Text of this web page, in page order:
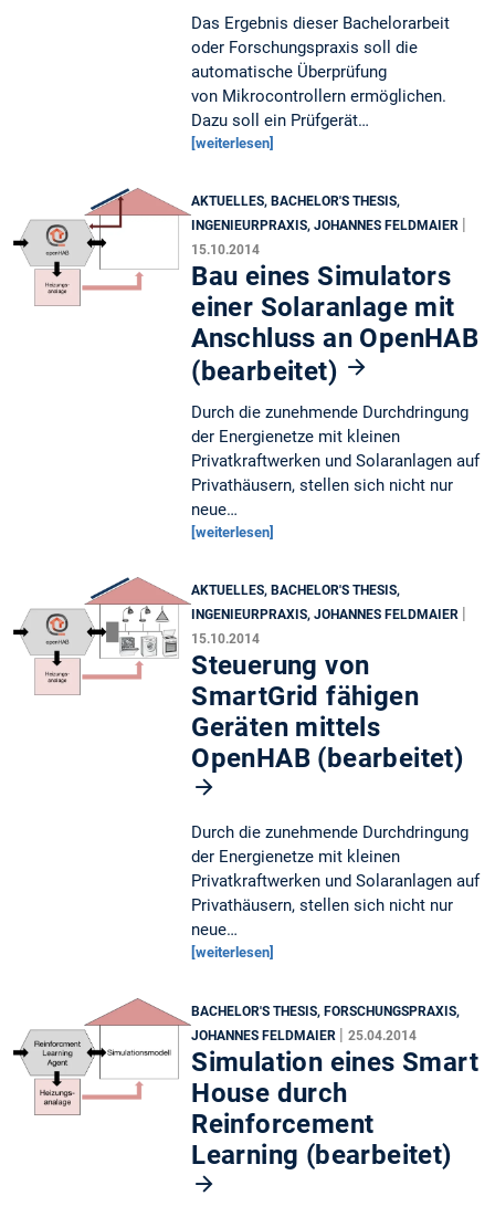
Das Ergebnis dieser Bachelorarbeit
oder Forschungspraxis soll die
automatische Überprüfung
von Mikrocontrollern ermöglichen.
Dazu soll ein Prüfgerät…
[weiterlesen]
AKTUELLES, BACHELOR'S THESIS,
INGENIEURPRAXIS, JOHANNES FELDMAIER |
15.10.2014
Bau eines Simulators
einer Solaranlage mit
Anschluss an OpenHAB
(bearbeitet)
Durch die zunehmende Durchdringung
der Energienetze mit kleinen
Privatkraftwerken und Solaranlagen auf
Privathäusern, stellen sich nicht nur
neue…
[weiterlesen]
AKTUELLES, BACHELOR'S THESIS,
INGENIEURPRAXIS, JOHANNES FELDMAIER
15.10.2014
Steuerung von
SmartGrid fähigen
Geräten mittels
OpenHAB (bearbeitet)
Durch die zunehmende Durchdringung
der Energienetze mit kleinen
Privatkraftwerken und Solaranlagen auf
Privathäusern, stellen sich nicht nur
neue…
[weiterlesen]
BACHELOR'S THESIS, FORSCHUNGSPRAXIS,
JOHANNES FELDMAIER |25.04.2014
Simulation eines Smart
House durch
Reinforcement
Learning (bearbeitet)